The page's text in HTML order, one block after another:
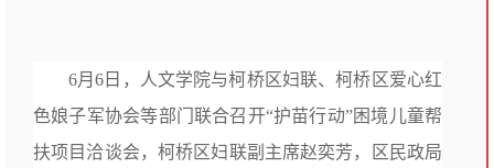
6月6日，人文学院与柯桥区妇联、柯桥区爱心红
色娘子军协会等部门联合召开“护苗行动”困境儿童帮
扶项目洽谈会，柯桥区妇联副主席赵奕芳，区民政局